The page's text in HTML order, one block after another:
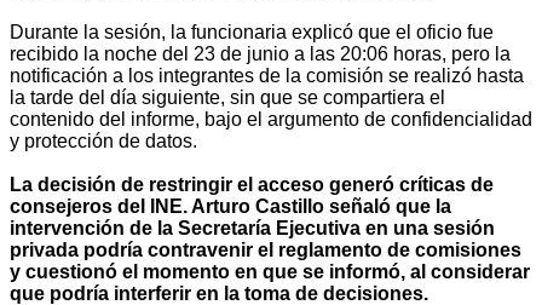
Durante la sesión, la funcionaria explicó que el oficio fue
recibido la noche del 23 de junio a las 20:06 horas, pero la
notificación a los integrantes de la comisión se realizó hasta
la tarde del día siguiente, sin que se compartiera el
contenido del informe, bajo el argumento de confidencialidad
y protección de datos.
La decisión de restringir el acceso generó críticas de
consejeros del INE. Arturo Castillo señaló que la
intervención de la Secretaría Ejecutiva en una sesión
privada podría contravenir el reglamento de comisiones
y cuestionó el momento en que se informó, al considerar
que podría interferir en la toma de decisiones.